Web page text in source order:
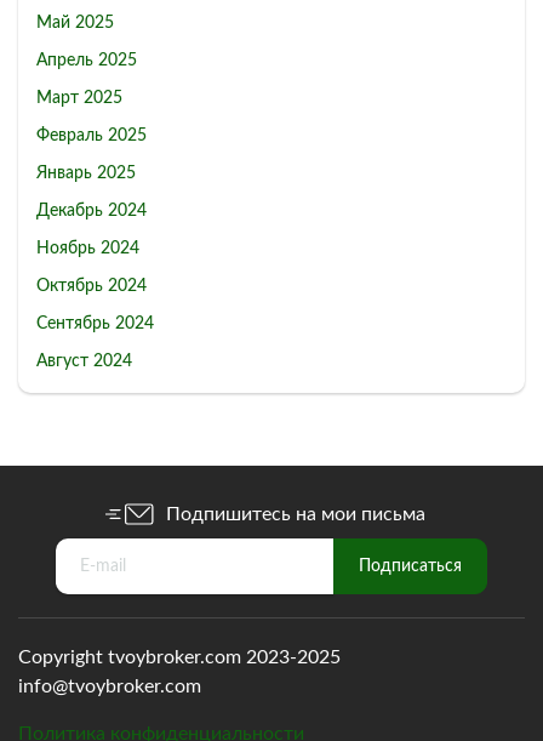
Май 2025
Апрель 2025
Март 2025
Февраль 2025
Январь 2025
Декабрь 2024
Ноябрь 2024
Октябрь 2024
Сентябрь 2024
Август 2024
Подпишитесь на мои письма
Copyright tvoybroker.com 2023-2025
info@tvoybroker.com
Политика конфиденциальности